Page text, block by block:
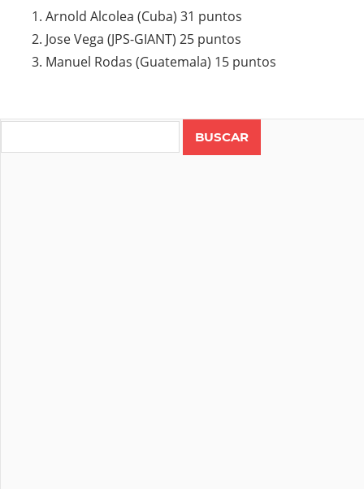
Arnold Alcolea (Cuba) 31 puntos
Jose Vega (JPS-GIANT) 25 puntos
Manuel Rodas (Guatemala) 15 puntos